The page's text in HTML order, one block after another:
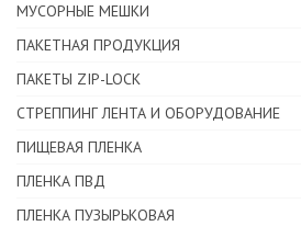
МУСОРНЫЕ МЕШКИ
ПАКЕТНАЯ ПРОДУКЦИЯ
ПАКЕТЫ ZIP-LOCK
СТРЕППИНГ ЛЕНТА И ОБОРУДОВАНИЕ
ПИЩЕВАЯ ПЛЕНКА
ПЛЕНКА ПВД
ПЛЕНКА ПУЗЫРЬКОВАЯ